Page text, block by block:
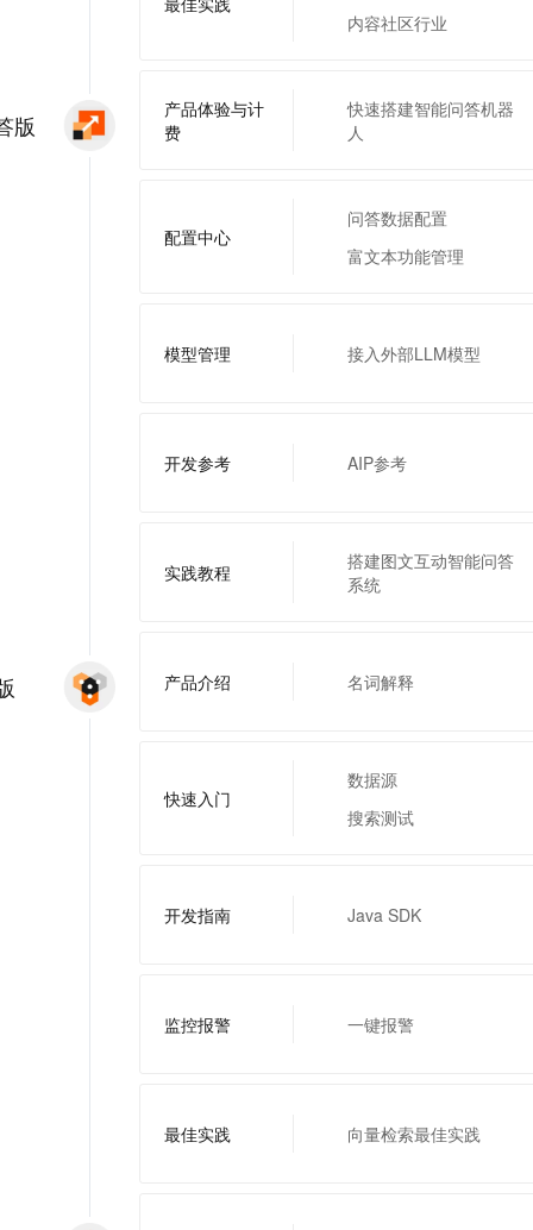
内容社区行业
版
产品体验与计
费
快速搭建智能问答机器
人
配置中心
问答数据配置
富文本功能管理
模型管理 接入外部LLM模型
开发参考 AIP参考
实践教程
搭建图文互动智能问答
系统
产品介绍 名词解释
快速入门
数据源
搜索测试
开发指南 Java SDK
监控报警 一键报警
最佳实践 向量检索最佳实践